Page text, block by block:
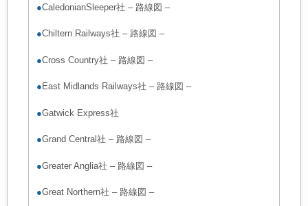
●CaledonianSleeper社 – 路線図 –
●Chiltern Railways社 – 路線図 –
●Cross Country社 – 路線図 –
● East Midlands Railways社 – 路線図 –
●Gatwick Express社
●Grand Central社 – 路線図 –
●Greater Anglia社 – 路線図 –
●Great Northern社 – 路線図 –